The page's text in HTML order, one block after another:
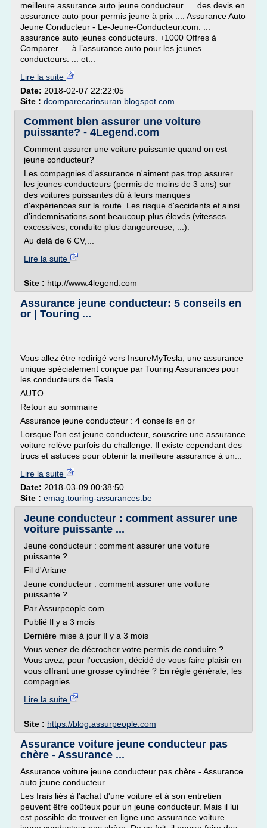
meilleure assurance auto jeune conducteur. ... des devis en
assurance auto pour permis jeune à prix .... Assurance Auto
Jeune Conducteur - Le-Jeune-Conducteur.com: ...
assurance auto jeunes conducteurs. +1000 Offres à
Comparer. ... à l’assurance auto pour les jeunes
conducteurs. ... et...
Lire la suite
Date: 2018-02-07 22:22:05
Site : dcomparecarinsuran.blogspot.com
Comment bien assurer une voiture
puissante? - 4Legend.com
Comment assurer une voiture puissante quand on est
jeune conducteur?
Les compagnies d'assurance n'aiment pas trop assurer
les jeunes conducteurs (permis de moins de 3 ans) sur
des voitures puissantes dû à leurs manques
d'expériences sur la route. Les risque d'accidents et ainsi
d'indemnisations sont beaucoup plus élevés (vitesses
excessives, conduite plus dangeureuse, ...).
Au delà de 6 CV,...
Lire la suite
Site : http://www.4legend.com
Assurance jeune conducteur: 5 conseils en
or | Touring ...
Vous allez être redirigé vers InsureMyTesla, une assurance
unique spécialement conçue par Touring Assurances pour
les conducteurs de Tesla.
AUTO
Retour au sommaire
Assurance jeune conducteur : 4 conseils en or
Lorsque l'on est jeune conducteur, souscrire une assurance
voiture relève parfois du challenge. Il existe cependant des
trucs et astuces pour obtenir la meilleure assurance à un...
Lire la suite
Date: 2018-03-09 00:38:50
Site : emag.touring-assurances.be
Jeune conducteur : comment assurer une
voiture puissante ...
Jeune conducteur : comment assurer une voiture
puissante ?
Fil d'Ariane
Jeune conducteur : comment assurer une voiture
puissante ?
Par Assurpeople.com
Publié Il y a 3 mois
Dernière mise à jour Il y a 3 mois
Vous venez de décrocher votre permis de conduire ?
Vous avez, pour l'occasion, décidé de vous faire plaisir en
vous offrant une grosse cylindrée ? En règle générale, les
compagnies...
Lire la suite
Site : https://blog.assurpeople.com
Assurance voiture jeune conducteur pas
chère - Assurance ...
Assurance voiture jeune conducteur pas chère - Assurance
auto jeune conducteur
Les frais liés à l'achat d'une voiture et à son entretien
peuvent être coûteux pour un jeune conducteur. Mais il lui
est possible de trouver en ligne une assurance voiture